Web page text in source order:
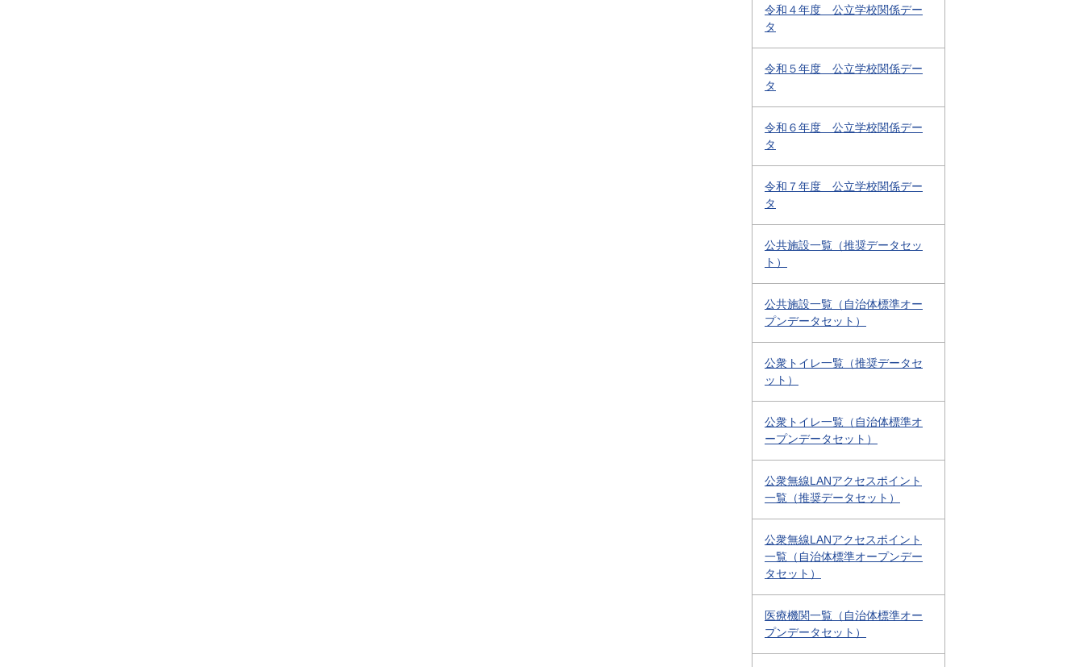
令和４年度 公立学校関係デー
タ
令和５年度 公立学校関係デー
タ
令和６年度 公立学校関係デー
タ
令和７年度 公立学校関係デー
タ
公共施設一覧（推奨データセッ
ト）
公共施設一覧（自治体標準オー
プンデータセット）
公衆トイレ一覧（推奨データセ
ット）
公衆トイレ一覧（自治体標準オ
ープンデータセット）
公衆無線LANアクセスポイント
一覧（推奨データセット）
公衆無線LANアクセスポイント
一覧（自治体標準オープンデー
タセット）
医療機関一覧（自治体標準オー
プンデータセット）